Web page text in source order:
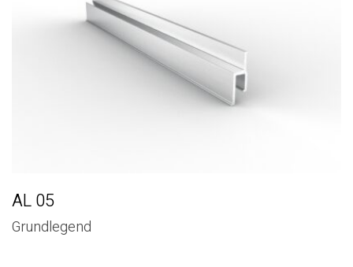
AL 05
Grundlegend